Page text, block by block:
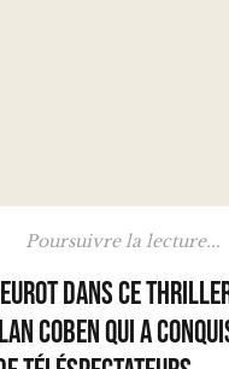
Poursuivre la lecture...
dans ce
Coben qui a